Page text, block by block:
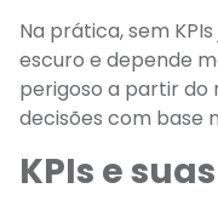
Na prática, sem
escuro e depende
perigoso a partir do
decisões com base
KPIs e